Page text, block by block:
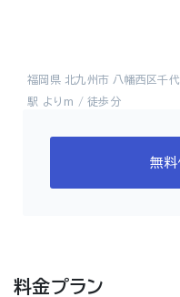
福岡県 北九州市 八幡西区
駅 よりm / 徒歩分
無料
料金プラン